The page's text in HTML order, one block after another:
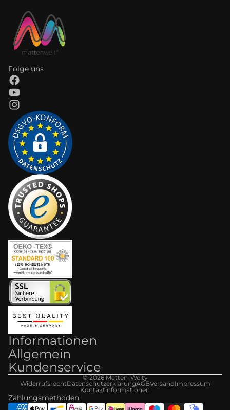
Folge uns
Informationen
Allgemein
Kundenservice
© 2026Matten-Welty
WiderrufsrechtDatenschutzerklärungAGBVersandImpressum
Kontaktinformationen
Zahlungsmethoden